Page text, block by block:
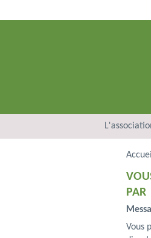
Accueil
PAR
Vous